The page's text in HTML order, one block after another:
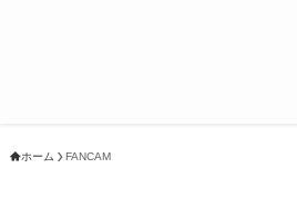
ホーム FANCAM